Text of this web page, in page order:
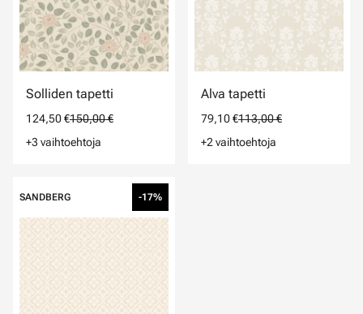
Solliden tapetti
124,50 €150,00 €
+3 vaihtoehtoja
Alva tapetti
79,10 €113,00 €
+2 vaihtoehtoja
SANDBERG -17%